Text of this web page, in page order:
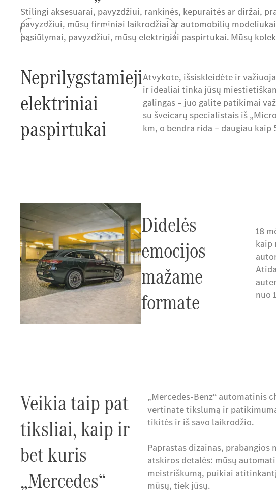
Aksesuarų kolekcijos katalogas
Stilingi aksesuarai, pavyzdžiui, rankinės, kepuraitės ar diržai,
pavyzdžiui, mūsų firminiai laikrodžiai ar automobilių
pasiūlymai, pavyzdžiui, mūsų elektriniai paspirtukai. Mūsų
Neprilygstamieji
elektriniai
paspirtukai
Atvykote, išsiskleidėte ir
ir idealiai tinka jūsų
galingas – juo galite patikimai
su šveicarų specialistais iš
km, o bendra rida – daugiau
Didelės
emocijos
mažame
formate
18
kaip
nuo
Veikia taip pat
tiksliai, kaip ir
bet kuris
„Mercedes“
„Mercedes-Benz“ automatinis
vertinate tikslumą ir
tikitės ir iš savo laikrodžio.
Paprastas dizainas,
atskiros detalės: mūsų
meistriškumą, puikiai
mūsų, tiek jūsų.